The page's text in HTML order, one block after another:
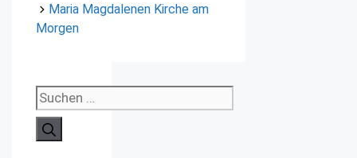
Maria Magdalenen Kirche am
Morgen
Suchen
nach: